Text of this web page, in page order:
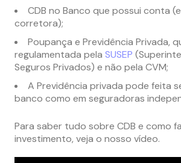
CDB no Banco que possui conta
corretora);
Poupança e Previdência Privada,
regulamentada pela SUSEP
Seguros Privados) e não pela CVM;
A Previdência privada pode feita
banco como em seguradoras
Para saber tudo sobre CDB e como
investimento, veja o nosso vídeo.